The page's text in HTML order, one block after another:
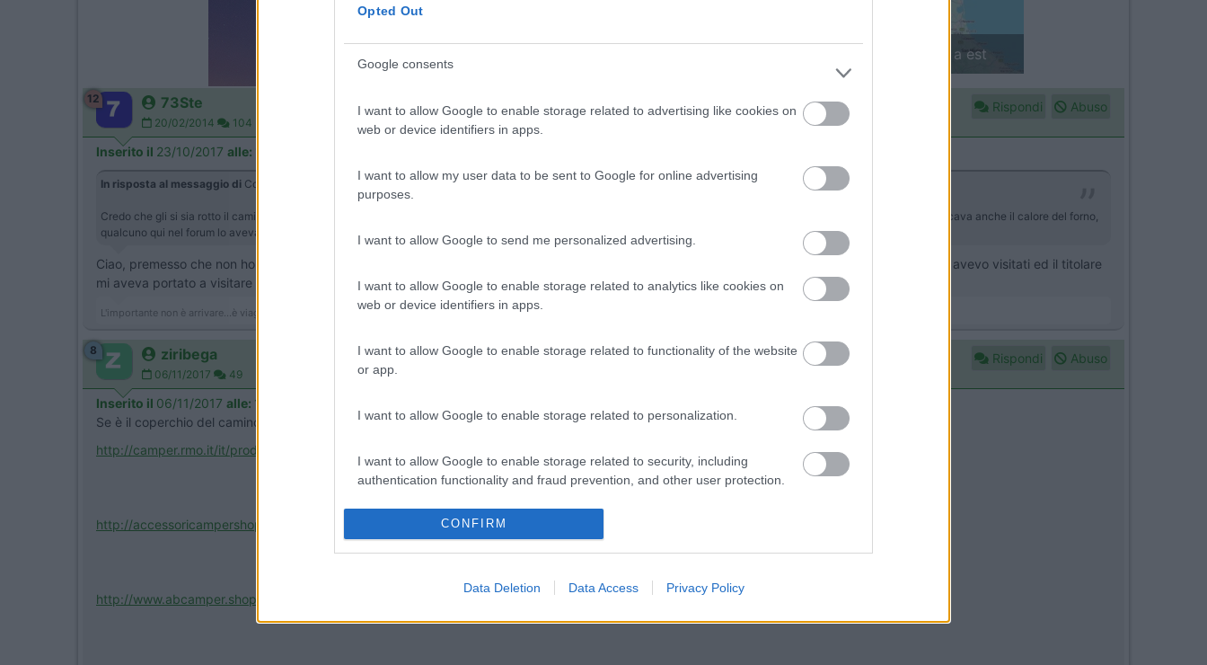
Opted Out
Google consents
I want to allow Google to enable storage related to advertising like cookies on
web or device identifiers in apps.
I want to allow my user data to be sent to Google for online advertising
purposes.
I want to allow Google to send me personalized advertising.
I want to allow Google to enable storage related to analytics like cookies on
web or device identifiers in apps.
I want to allow Google to enable storage related to functionality of the website
or app.
I want to allow Google to enable storage related to personalization.
I want to allow Google to enable storage related to security, including
authentication functionality and fraud prevention, and other user protection.
CONFIRM
Data Deletion Data Access Privacy Policy
Finlandia in camper: il piccolo
12 73Ste
20/02/2014 104
Rispondi Abuso
Inserito il 23/10/2017 alle:
In risposta al messaggio di Corrado B 23/10/2017alle 18:32:27
Credo che gli si sia rotto il camino del frigo, in quel periodo Laika montava un frigo doppia porta (RM 6505), aveva una griglia grande laterale e il camino sul tetto che scaricava anche il calore del forno,
qualcuno qui nel forum lo aveva rifatto la copertura con un sottovaso da fiori. Ciao Corrado
Ciao, premesso che non ho un Laika, io sentirei direttamente Laika oppure il concessionario Schiavolin di Ozzero. Quando cercavo il Kreos 3002 li avevo visitati ed il titolare
mi aveva portato a visitare l'officina e il magazzino ricambi spiegandomi che hanno una esperienza notevole e approfondita sul marchio.
L'importante non è arrivare...è viaggiare...
8 ziribega
06/11/2017 49
Rispondi Abuso
Inserito il 06/11/2017 alle: 18:55:49
Se è il coperchio del camino guarda se sono attivi ancora questi link
http://camper.rmo.it/it/prodott...
http://accessoricampershop.com/...
http://www.abcamper.shop/prodot...